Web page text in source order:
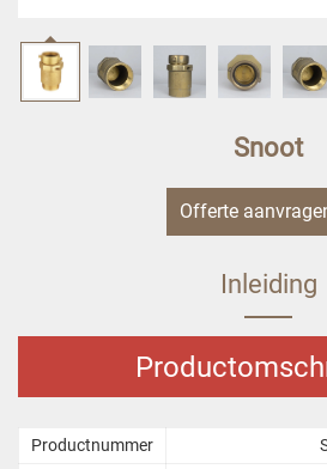
Snoot
Offerte
Inleiding
Productnummer